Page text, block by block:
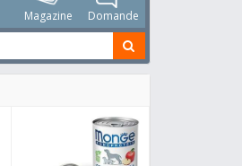
Magazine Domande